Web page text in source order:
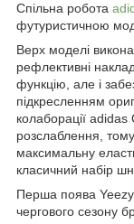
Спільна робота
футуристичною
Верх моделі
рефлективні
функцію, але і
підкресленням
колаборації
розслаблення,
максимальну
класичний набір
Перша поява
чергового сезону